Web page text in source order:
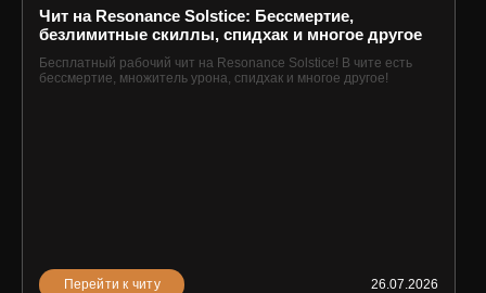
Чит на Resonance Solstice: Бессмертие,
безлимитные скиллы, спидхак и многое другое
Бесплатный рабочий чит на Resonance Solstice! В чите есть
бессмертие, множитель урона, спидхак и многое другое!
Перейти к читу 26.07.2026